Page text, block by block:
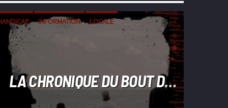
INFORMATION LOCALE
LA CHRONIQUE DU BOUT DU
MONDE